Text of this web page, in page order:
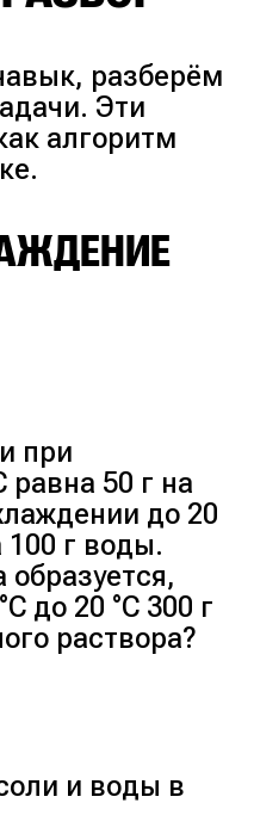
разберём
Эти
алгоритм
при
равна 50 г на
до 20
100 г воды.
до 20 °C 300 г
раствора?
и воды в